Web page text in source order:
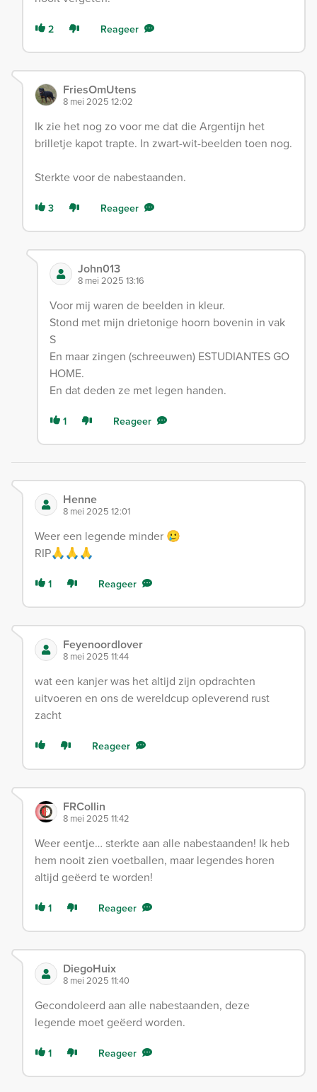
2 Reageer
FriesOmUtens
8 mei 2025 12:02
Ik zie het nog zo voor me dat die Argentijn het
brilletje kapot trapte. In zwart-wit-beelden toen nog.
Sterkte voor de nabestaanden.
3 Reageer
John013
8 mei 2025 13:16
Voor mij waren de beelden in kleur.
Stond met mijn drietonige hoorn bovenin in vak
S
En maar zingen (schreeuwen) ESTUDIANTES GO
HOME.
En dat deden ze met legen handen.
1 Reageer
Henne
8 mei 2025 12:01
Weer een legende minder 🥲
RIP🙏🙏🙏
1 Reageer
Feyenoordlover
8 mei 2025 11:44
wat een kanjer was het altijd zijn opdrachten
uitvoeren en ons de wereldcup opleverend rust
zacht
Reageer
FRCollin
8 mei 2025 11:42
Weer eentje… sterkte aan alle nabestaanden! Ik heb
hem nooit zien voetballen, maar legendes horen
altijd geëerd te worden!
1 Reageer
DiegoHuix
8 mei 2025 11:40
Gecondoleerd aan alle nabestaanden, deze
legende moet geëerd worden.
1 Reageer